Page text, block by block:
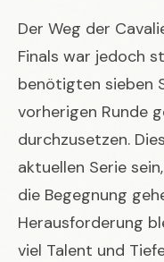
Der Weg der
Finals war jedoch
benötigten sieben
vorherigen Runde
durchzusetzen.
aktuellen Serie
die Begegnung
Herausforderung
viel Talent und